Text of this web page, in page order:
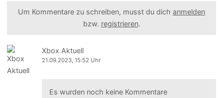
Um Kommentare zu schreiben, musst du dich anmelden
bzw. registrieren.
Xbox Aktuell
21.09.2023, 15:52 Uhr
Es wurden noch keine Kommentare